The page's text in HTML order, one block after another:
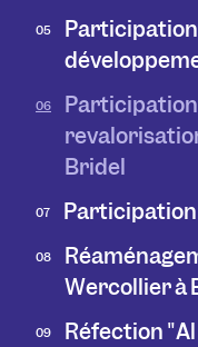
05
Participation
06
Bridel
07
08
Wercollier à
09 Réfection